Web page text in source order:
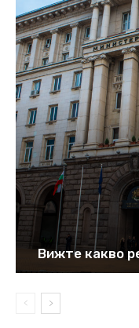
Вижте какво